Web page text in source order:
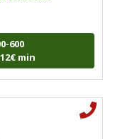
600
min